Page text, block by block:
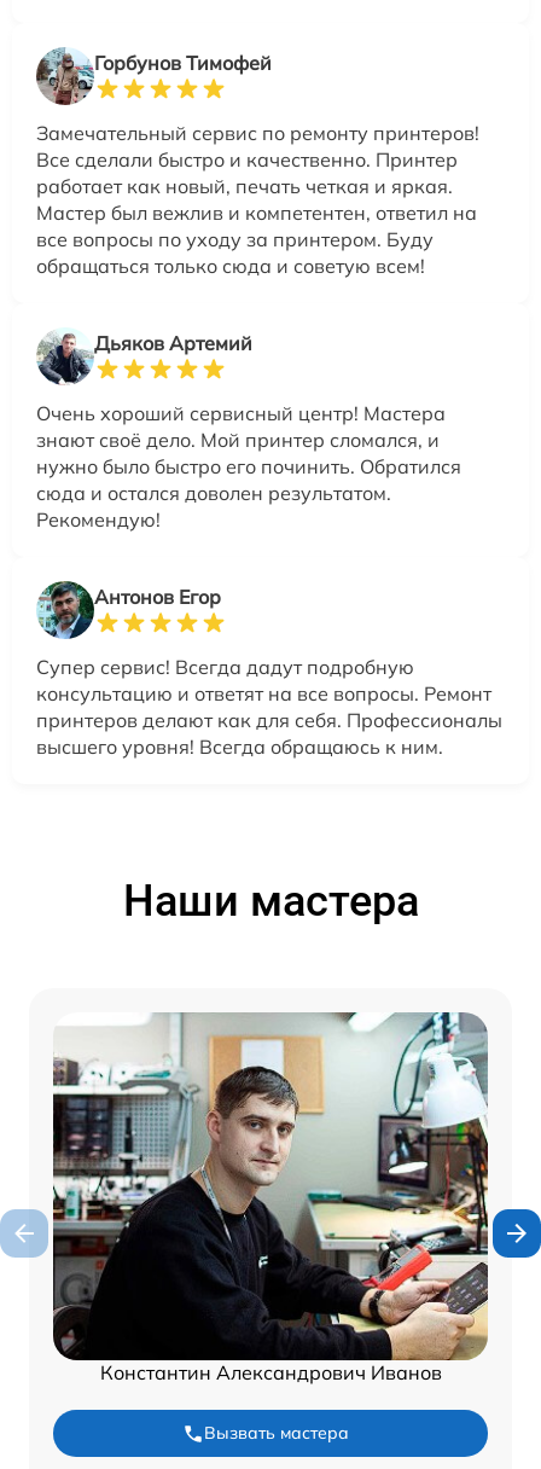
Горбунов Тимофей
Замечательный сервис по ремонту принтеров!
Все сделали быстро и качественно. Принтер
работает как новый, печать четкая и яркая.
Мастер был вежлив и компетентен, ответил на
все вопросы по уходу за принтером. Буду
обращаться только сюда и советую всем!
Дьяков Артемий
Очень хороший сервисный центр! Мастера
знают своё дело. Мой принтер сломался, и
нужно было быстро его починить. Обратился
сюда и остался доволен результатом.
Рекомендую!
Антонов Егор
Супер сервис! Всегда дадут подробную
консультацию и ответят на все вопросы. Ремонт
принтеров делают как для себя. Профессионалы
высшего уровня! Всегда обращаюсь к ним.
Наши мастера
Константин Александрович Иванов
Вызвать мастера